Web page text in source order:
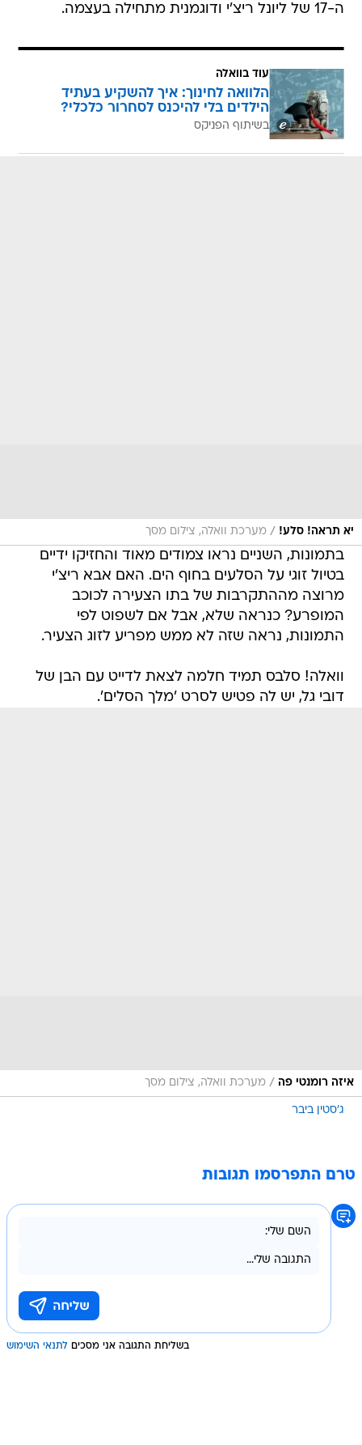
ה-17 של ליונל ריצ'י ודוגמנית מתחילה בעצמה.
עוד בוואלה
הלוואה לחינוך: איך להשקיע בעתיד
הילדים בלי להיכנס לסחרור כלכלי?
בשיתוף הפניקס
יא תראה! סלע! / מערכת וואלה, צילום מסך
בתמונות, השניים נראו צמודים מאוד והחזיקו ידיים
בטיול זוגי על הסלעים בחוף הים. האם אבא ריצ'י
מרוצה מההתקרבות של בתו הצעירה לכוכב
המופרע? כנראה שלא, אבל אם לשפוט לפי
התמונות, נראה שזה לא ממש מפריע לזוג הצעיר.
וואלה! סלבס תמיד חלמה לצאת לדייט עם הבן של
דובי גל, יש לה פטיש לסרט 'מלך הסלים'.
איזה רומנטי פה / מערכת וואלה, צילום מסך
ג'סטין ביבר
טרם התפרסמו תגובות
בשליחת התגובה אני מסכים לתנאי השימוש